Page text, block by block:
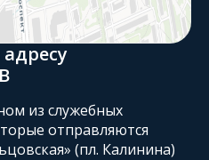
из служебных
отправляются
(пл. Калинина)